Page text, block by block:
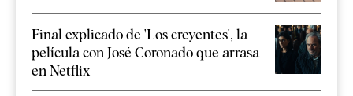
Final explicado de 'Los creyentes', la
película con José Coronado que arrasa
en Netflix